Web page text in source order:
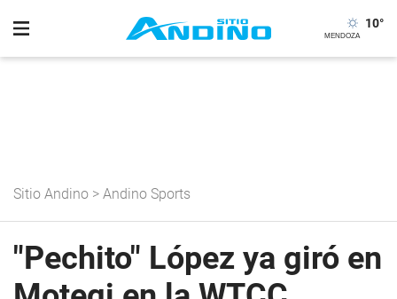
10°
Sitio Andino > Andino Sports
"Pechito" López ya giró en